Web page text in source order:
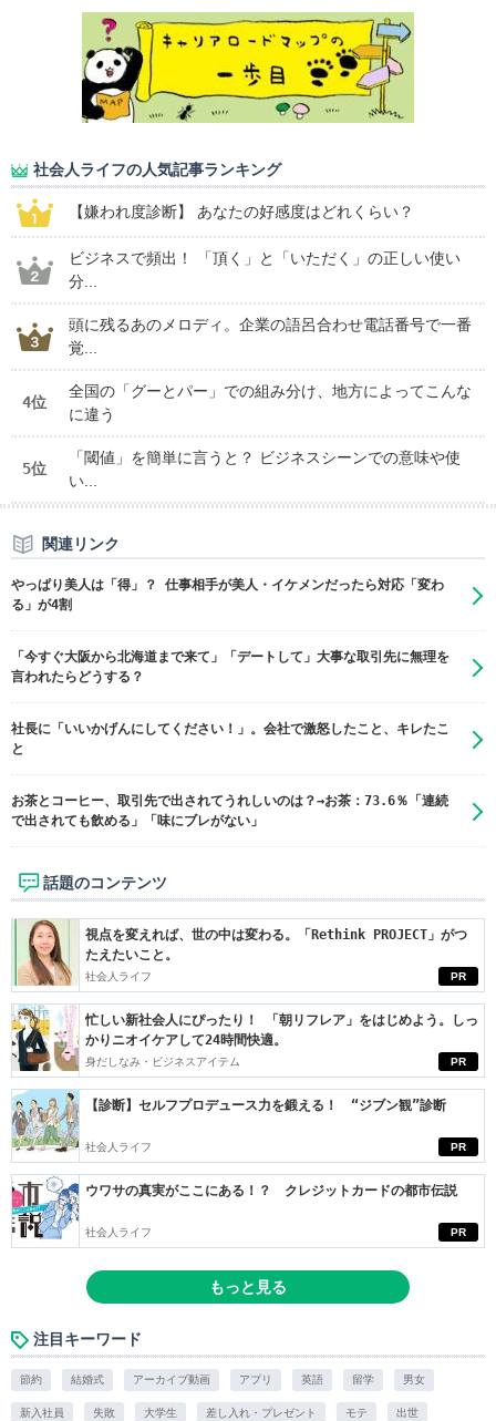
社会人ライフの人気記事ランキング
【嫌われ度診断】 あなたの好感度はどれくらい？
ビジネスで頻出！ 「頂く」と「いただく」の正しい使い
分...
頭に残るあのメロディ。企業の語呂合わせ電話番号で一番
覚...
4位
全国の「グーとパー」での組み分け、地方によってこんな
に違う
5位
「閾値」を簡単に言うと？ ビジネスシーンでの意味や使
い...
関連リンク
やっぱり美人は「得」？ 仕事相手が美人・イケメンだったら対応「変わ
る」が4割
「今すぐ大阪から北海道まで来て」「デートして」大事な取引先に無理を
言われたらどうする？
社長に「いいかげんにしてください！」。会社で激怒したこと、キレたこ
と
お茶とコーヒー、取引先で出されてうれしいのは？→お茶：73.6％「連続
で出されても飲める」「味にブレがない」
話題のコンテンツ
PR
視点を変えれば、世の中は変わる。「Rethink PROJECT」がつ
たえたいこと。
社会人ライフ
PR
忙しい新社会人にぴったり！ 「朝リフレア」をはじめよう。しっ
かりニオイケアして24時間快適。
身だしなみ・ビジネスアイテム
PR
【診断】セルフプロデュース力を鍛える！ “ジブン観”診断
社会人ライフ
PR
ウワサの真実がここにある！？ クレジットカードの都市伝説
社会人ライフ
もっと見る
注目キーワード
節約 結婚式 アーカイブ動画 アプリ 英語 留学 男女
新入社員 失敗 大学生 差し入れ・プレゼント モテ 出世